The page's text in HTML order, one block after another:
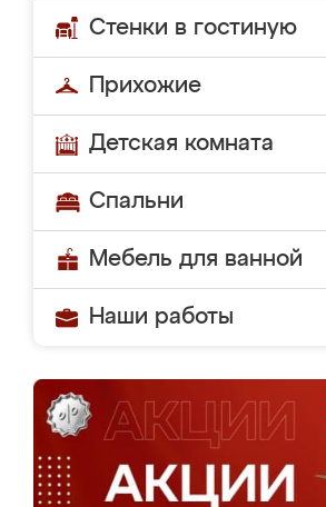
Стенки в гостиную
Прихожие
Детская комната
Спальни
Мебель для ванной
Наши работы